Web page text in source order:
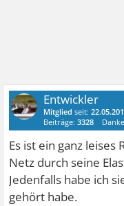
Entwickler
Mitglied seit:
Beiträge:3328
Es ist ein ganz leises
Netz durch seine
Jedenfalls habe ich
gehört habe.